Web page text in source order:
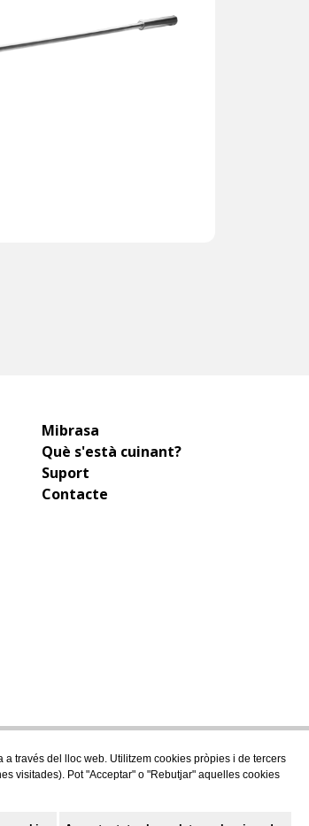
través del lloc web. Utilitzem cookies pròpies i de tercers
visitades). Pot "Acceptar" o "Rebutjar" aquelles cookies
Mibrasa
Què s'està cuinant?
Suport
Contacte